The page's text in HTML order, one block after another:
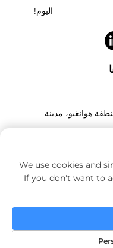
اليوم!
منطقة هوانغبو، مدينة
للتقنيات المواد الجديدة
We use cookies and
If you don't want to